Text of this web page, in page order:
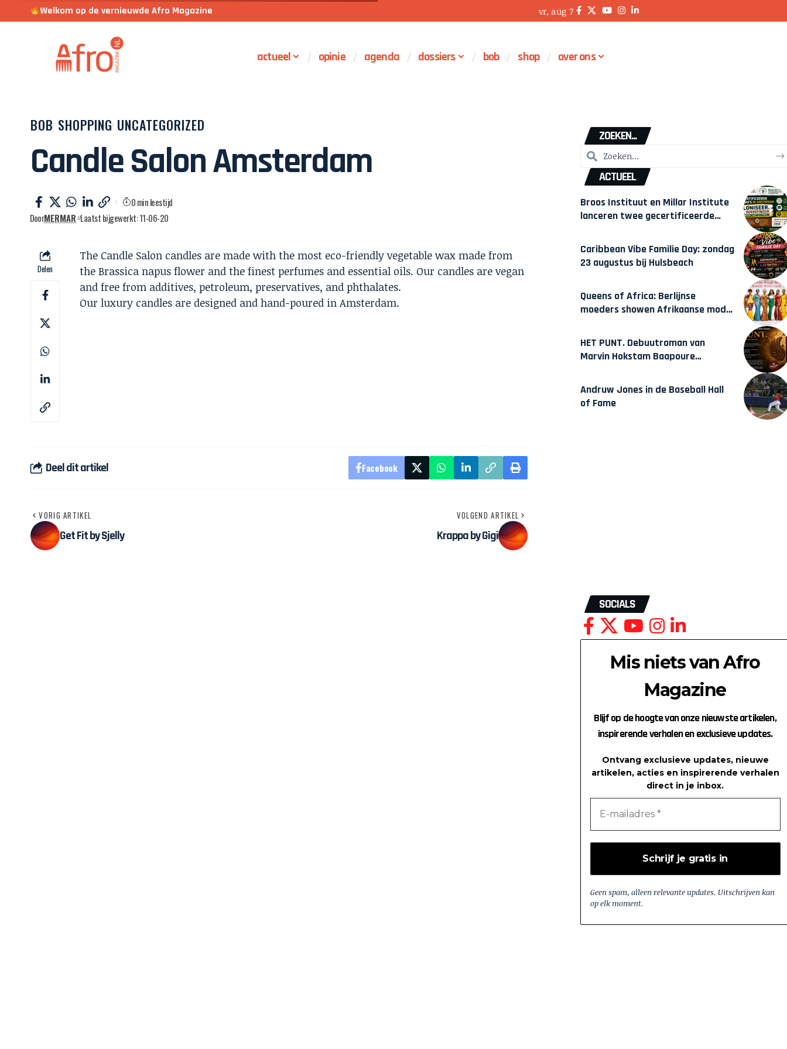
Welkom op de vernieuwde Afro Magazine vr, aug 7
actueel opinie agenda dossiers bob shop over ons
BOB SHOPPING UNCATEGORIZED
Candle Salon Amsterdam
DoorMERMAR Laatst bijgewerkt: 11-06-20
0 min leestijd
Delen
The Candle Salon candles are made with the most eco-friendly vegetable wax made from
the Brassica napus flower and the finest perfumes and essential oils. Our candles are vegan
and free from additives, petroleum, preservatives, and phthalates.
Our luxury candles are designed and hand-poured in Amsterdam.
Deel dit artikel Facebook
VORIG ARTIKEL
Get Fit by Sjelly
VOLGEND ARTIKEL
Krappa by Gigi
ZOEKEN...
ACTUEEL
Broos Instituut en Millar Institute
lanceren twee gecertificeerde
Amsterdam
Caribbean Vibe Familie Day: zondag
23 augustus bij Hulsbeach
Queens of Africa: Berlijnse
moeders showen Afrikaanse mode
HET PUNT. Debuutroman van
Marvin Hokstam Baapoure
Andruw Jones in de Baseball Hall
of Fame
SOCIALS
Mis niets van Afro
Magazine
Blijf op de hoogte van onze nieuwste artikelen,
inspirerende verhalen en exclusieve updates.
Ontvang exclusieve updates, nieuwe
artikelen, acties en inspirerende verhalen
direct in je inbox.
Geen spam, alleen relevante updates. Uitschrijven kan
op elk moment.